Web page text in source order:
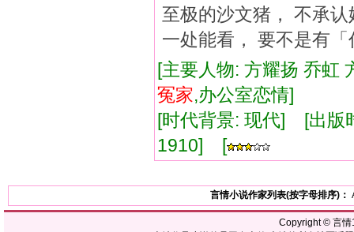
至极的沙文猪， 不承
一处能看， 要不是有
[主要人物: 方耀扬 乔
冤家,办公室恋情]
[时代背景: 现代] [出
1910] [
言情小说作家列表(按字母排序)：
Copyright © 言情